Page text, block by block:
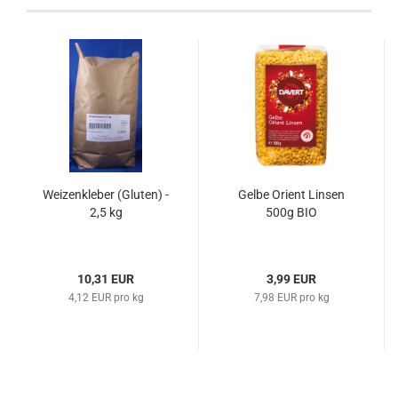
Weizenkleber (Gluten) -
2,5 kg
10,31 EUR
4,12 EUR pro kg
Gelbe Orient Linsen
500g BIO
3,99 EUR
7,98 EUR pro kg